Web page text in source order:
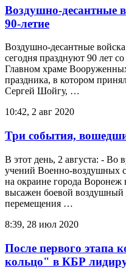
Воздушно-десантные
90-летие
Воздушно-десантные
сегодня празднуют 90 лет
Главном храме
праздника, в котором
Сергей Шойгу, …
10:42, 2 авг 2020
Три события,
В этот день, 2 августа: - Во
учений Военно-воздушных
на окраине города
высажен боевой воздушный
перемещения …
8:39, 28 июл 2020
После первого этапа
кольцо" в КБР